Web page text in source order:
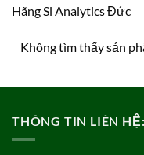
Hãng Sl Analytics Đức
Không tìm thấy sản
THÔNG TIN LIÊN HỆ: